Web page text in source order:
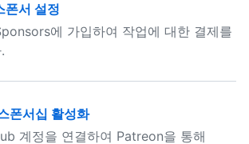
폰서 설정
에 가입하여 작업에 대한 결제를
폰서십 활성화
계정을 연결하여 Patreon을 통해